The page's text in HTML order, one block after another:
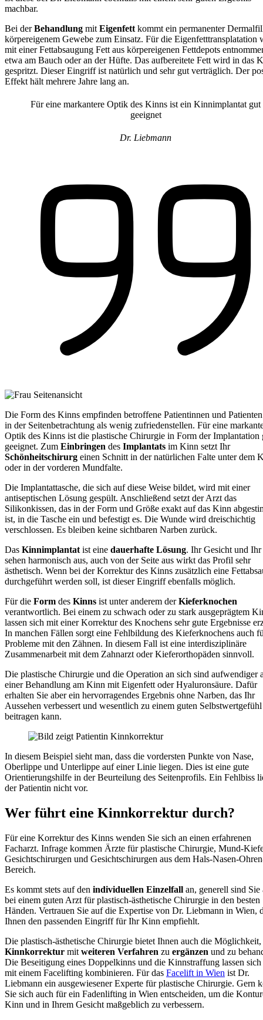
machbar.
Bei derBehandlung mit Eigenfett kommt ein permanenter
körpereigenem Gewebe zum Einsatz. Für die Eigenfetttransplatation
mit einer Fettabsaugung Fett aus körpereigenen Fettdepots
etwa am Bauch oder an der Hüfte. Das aufbereitete Fett wird in das
gespritzt. Dieser Eingriff ist natürlich und sehr gut verträglich. Der
Effekt hält mehrere Jahre lang an.
Für eine markantere Optik des Kinns ist ein Kinnimplantat gut
geeignet
Dr. Liebmann
Die Form des Kinns empfinden betroffene Patientinnen und
in der Seitenbetrachtung als wenig zufriedenstellen. Für eine
Optik des Kinns ist die plastische Chirurgie in Form der Implantation
geeignet. Zum Einbringen des Implantats im Kinn setzt Ihr
Schönheitschirurg einen Schnitt in der natürlichen Falte unter dem
oder in der vorderen Mundfalte.
Die Implantattasche, die sich auf diese Weise bildet, wird mit einer
antiseptischen Lösung gespült. Anschließend setzt der Arzt das
Silikonkissen, das in der Form und Größe exakt auf das Kinn
ist, in die Tasche ein und befestigt es. Die Wunde wird dreischichtig
verschlossen. Es bleiben keine sichtbaren Narben zurück.
Das Kinnimplantat ist eine dauerhafte Lösung. Ihr Gesicht und
sehen harmonisch aus, auch von der Seite aus wirkt das Profil sehr
ästhetisch. Wenn bei der Korrektur des Kinns zusätzlich eine
durchgeführt werden soll, ist dieser Eingriff ebenfalls möglich.
Für die Form des Kinns ist unter anderem derKieferknochen
verantwortlich. Bei einem zu schwach oder zu stark ausgeprägtem
lassen sich mit einer Korrektur des Knochens sehr gute Ergebnisse
In manchen Fällen sorgt eine Fehlbildung des Kieferknochens auch
Probleme mit den Zähnen. In diesem Fall ist eine interdisziplinäre
Zusammenarbeit mit dem Zahnarzt oder Kieferorthopäden sinnvoll.
Die plastische Chirurgie und die Operation an sich sind aufwendiger
einer Behandlung am Kinn mit Eigenfett oder Hyaluronsäure. Dafür
erhalten Sie aber ein hervorragendes Ergebnis ohne Narben, das Ihr
Aussehen verbessert und wesentlich zu einem guten Selbstwertgefühl
beitragen kann.
In diesem Beispiel sieht man, dass die vordersten Punkte von Nase,
Oberlippe und Unterlippe auf einer Linie liegen. Dies ist eine gute
Orientierungshilfe in der Beurteilung des Seitenprofils. Ein Fehlbiss
der Patientin nicht vor.
Wer führt eine Kinnkorrektur durch?
Für eine Korrektur des Kinns wenden Sie sich an einen erfahrenen
Facharzt. Infrage kommen Ärzte für plastische Chirurgie, Mund-
Gesichtschirurgen und Gesichtschirurgen aus dem Hals-Nasen-
Bereich.
Es kommt stets auf den individuellen Einzelfall an, generell sind Sie
bei einem guten Arzt für plastisch-ästhetische Chirurgie in den besten
Händen. Vertrauen Sie auf die Expertise von Dr. Liebmann in Wien,
Ihnen den passenden Eingriff für Ihr Kinn empfiehlt.
Die plastisch-ästhetische Chirurgie bietet Ihnen auch die Möglichkeit,
Kinnkorrektur mit weiteren Verfahren zu ergänzen und zu
Die Beseitigung eines Doppelkinns und die Kinnstraffung lassen
mit einem Facelifting kombinieren. Für das Facelift in Wien ist Dr.
Liebmann ein ausgewiesener Experte für plastische Chirurgie. Gern
Sie sich auch für ein Fadenlifting in Wien entscheiden, um die
Kinn und in Ihrem Gesicht maßgeblich zu verbessern.